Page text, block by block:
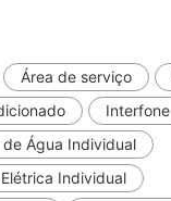
Área de serviço
Interfone
Água Individual
Individual